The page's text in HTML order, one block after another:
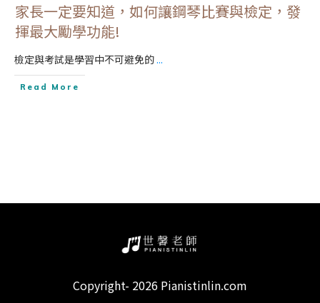
家長一定要知道，如何讓鋼琴比賽與檢定，發
揮最大勵學功能!
檢定與考試是學習中不可避免的...
Read More
Copyright- 2026 Pianistinlin.com